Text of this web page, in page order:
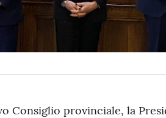
Consiglio provinciale, la